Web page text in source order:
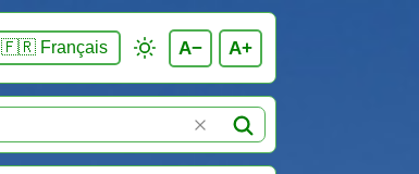
🇫🇷 Français A− A+